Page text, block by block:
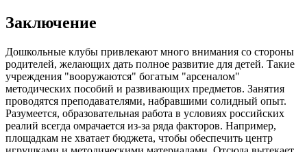
Заключение
Дошкольные клубы привлекают много внимания со стороны
родителей, желающих дать полное развитие для детей. Такие
учреждения "вооружаются" богатым "арсеналом"
методических пособий и развивающих предметов. Занятия
проводятся преподавателями, набравшими солидный опыт.
Разумеется, образовательная работа в условиях российских
реалий всегда омрачается из-за ряда факторов. Например,
площадкам не хватает бюджета, чтобы обеспечить центр